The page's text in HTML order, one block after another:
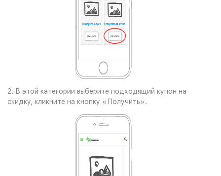
2. В этой категории выберите подходящий купон на
скидку, кликните на кнопку «Получить».